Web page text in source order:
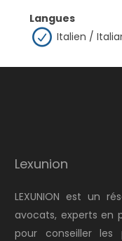
Langues
Italien /
Lexunion
LEXUNION est un
avocats, experts en
pour conseiller les